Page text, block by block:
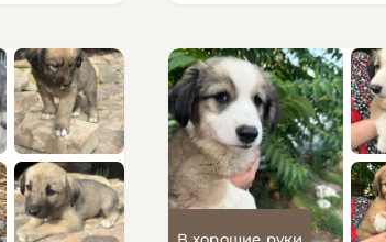
В хорошие руки